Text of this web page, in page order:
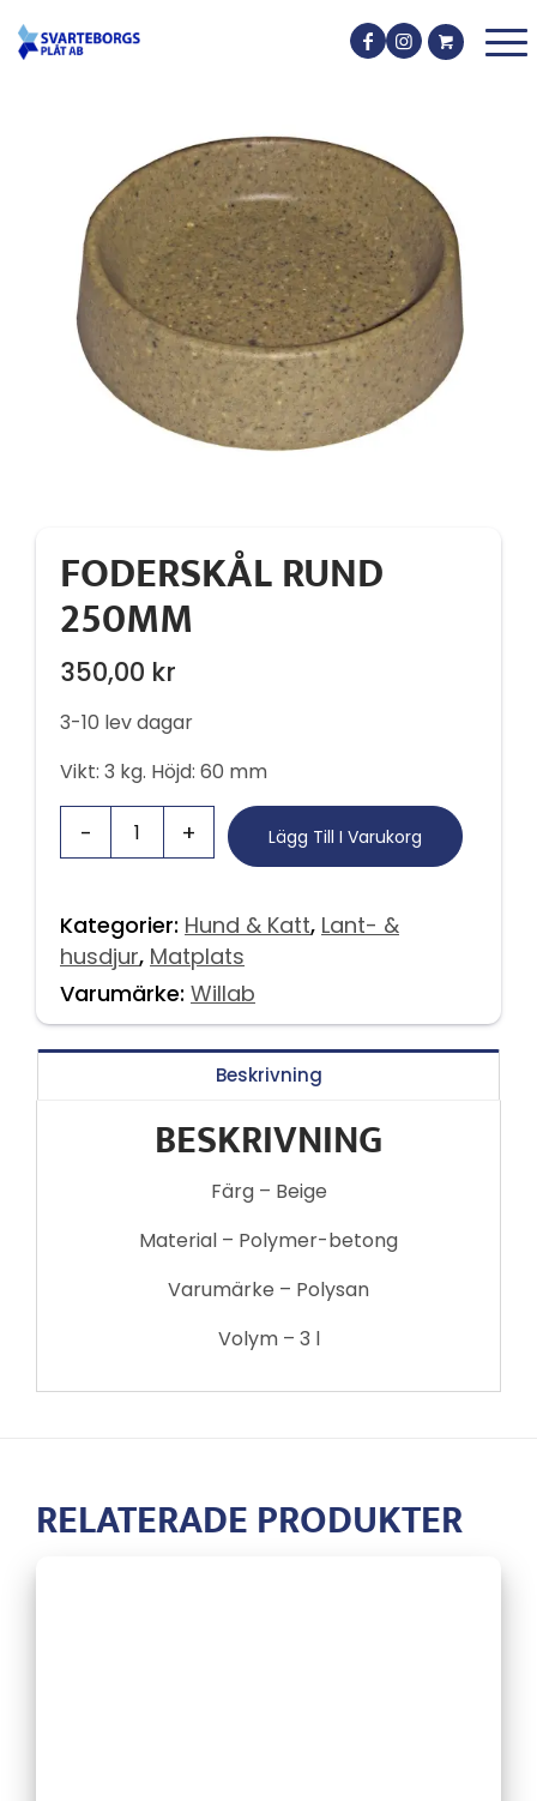
FODERSKÅL RUND
250MM
350,00 kr
3-10 lev dagar
Vikt: 3 kg. Höjd: 60 mm
Lägg Till I Varukorg
Kategorier: Hund & Katt, Lant- &
husdjur, Matplats
Varumärke: Willab
Beskrivning
BESKRIVNING
Färg – Beige
Material – Polymer-betong
Varumärke – Polysan
Volym – 3 l
RELATERADE PRODUKTER